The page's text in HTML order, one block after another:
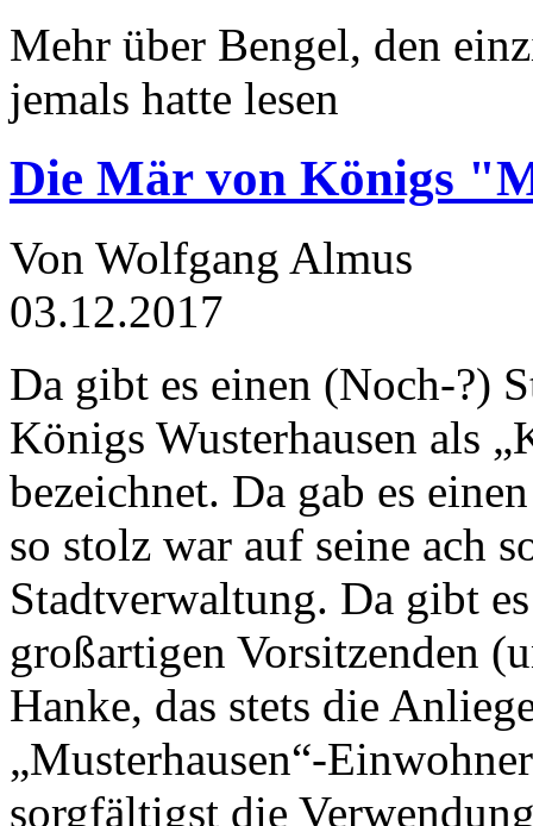
Mehr über Bengel, den
jemals hatte lesen
Die Mär von Königs
Von Wolfgang Almus
03.12.2017
Da gibt es einen (Noch-?)
Königs Wusterhausen als
bezeichnet. Da gab es
so stolz war auf seine ach
Stadtverwaltung. Da gibt
großartigen Vorsitzenden
Hanke, das stets die
„Musterhausen“-
sorgfältigst die